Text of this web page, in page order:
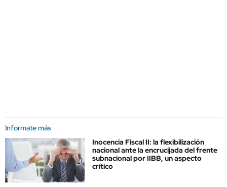
Informate más
Inocencia Fiscal II: la flexibilización
nacional ante la encrucijada del frente
subnacional por IIBB, un aspecto
crítico